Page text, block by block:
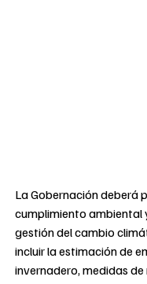
La Gobernación deberá
cumplimiento ambiental
gestión del cambio
incluir la estimación de
invernadero, medidas